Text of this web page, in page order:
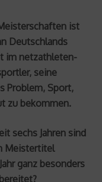
ist
Deutschlands
im netzathleten-
seine
Problem, Sport,
zu bekommen.
sechs Jahren sind
Meistertitel
ganz besonders